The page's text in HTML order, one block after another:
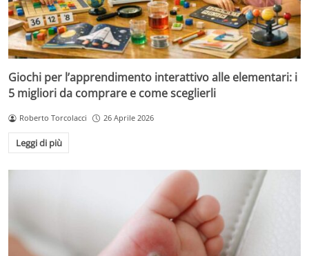
Giochi per l’apprendimento interattivo alle elementari: i
5 migliori da comprare e come sceglierli
Roberto Torcolacci 26 Aprile 2026
Leggi di più